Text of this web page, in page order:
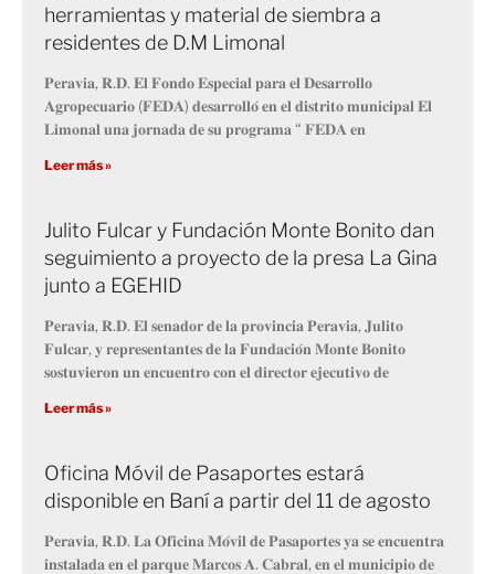
herramientas y material de siembra a
residentes de D.M Limonal
𝐏𝐞𝐫𝐚𝐯𝐢𝐚, 𝐑.𝐃. 𝐄𝐥 𝐅𝐨𝐧𝐝𝐨 𝐄𝐬𝐩𝐞𝐜𝐢𝐚𝐥 𝐩𝐚𝐫𝐚 𝐞𝐥 𝐃𝐞𝐬𝐚𝐫𝐫𝐨𝐥𝐥𝐨
𝐀𝐠𝐫𝐨𝐩𝐞𝐜𝐮𝐚𝐫𝐢𝐨 (𝐅𝐄𝐃𝐀) 𝐝𝐞𝐬𝐚𝐫𝐫𝐨𝐥𝐥𝐨́ 𝐞𝐧 𝐞𝐥 𝐝𝐢𝐬𝐭𝐫𝐢𝐭𝐨 𝐦𝐮𝐧𝐢𝐜𝐢𝐩𝐚𝐥 𝐄𝐥
𝐋𝐢𝐦𝐨𝐧𝐚𝐥 𝐮𝐧𝐚 𝐣𝐨𝐫𝐧𝐚𝐝𝐚 𝐝𝐞 𝐬𝐮 𝐩𝐫𝐨𝐠𝐫𝐚𝐦𝐚 “ 𝐅𝐄𝐃𝐀 𝐞𝐧
Leer más »
Julito Fulcar y Fundación Monte Bonito dan
seguimiento a proyecto de la presa La Gina
junto a EGEHID
𝐏𝐞𝐫𝐚𝐯𝐢𝐚, 𝐑.𝐃. 𝐄𝐥 𝐬𝐞𝐧𝐚𝐝𝐨𝐫 𝐝𝐞 𝐥𝐚 𝐩𝐫𝐨𝐯𝐢𝐧𝐜𝐢𝐚 𝐏𝐞𝐫𝐚𝐯𝐢𝐚, 𝐉𝐮𝐥𝐢𝐭𝐨
𝐅𝐮𝐥𝐜𝐚𝐫, 𝐲 𝐫𝐞𝐩𝐫𝐞𝐬𝐞𝐧𝐭𝐚𝐧𝐭𝐞𝐬 𝐝𝐞 𝐥𝐚 𝐅𝐮𝐧𝐝𝐚𝐜𝐢𝐨́𝐧 𝐌𝐨𝐧𝐭𝐞 𝐁𝐨𝐧𝐢𝐭𝐨
𝐬𝐨𝐬𝐭𝐮𝐯𝐢𝐞𝐫𝐨𝐧 𝐮𝐧 𝐞𝐧𝐜𝐮𝐞𝐧𝐭𝐫𝐨 𝐜𝐨𝐧 𝐞𝐥 𝐝𝐢𝐫𝐞𝐜𝐭𝐨𝐫 𝐞𝐣𝐞𝐜𝐮𝐭𝐢𝐯𝐨 𝐝𝐞
Leer más »
Oficina Móvil de Pasaportes estará
disponible en Baní a partir del 11 de agosto
𝐏𝐞𝐫𝐚𝐯𝐢𝐚, 𝐑.𝐃. 𝐋𝐚 𝐎𝐟𝐢𝐜𝐢𝐧𝐚 𝐌𝐨́𝐯𝐢𝐥 𝐝𝐞 𝐏𝐚𝐬𝐚𝐩𝐨𝐫𝐭𝐞𝐬 𝐲𝐚 𝐬𝐞 𝐞𝐧𝐜𝐮𝐞𝐧𝐭𝐫𝐚
𝐢𝐧𝐬𝐭𝐚𝐥𝐚𝐝𝐚 𝐞𝐧 𝐞𝐥 𝐩𝐚𝐫𝐪𝐮𝐞 𝐌𝐚𝐫𝐜𝐨𝐬 𝐀. 𝐂𝐚𝐛𝐫𝐚𝐥, 𝐞𝐧 𝐞𝐥 𝐦𝐮𝐧𝐢𝐜𝐢𝐩𝐢𝐨 𝐝𝐞